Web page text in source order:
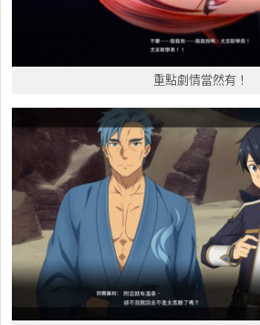
重點劇情當然有！